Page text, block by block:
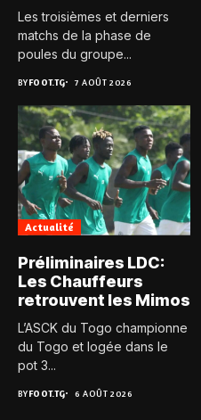
Les troisièmes et derniers
matchs de la phase de
poules du groupe...
BYFOOT.TG 7 AOÛT 2026
Actualité
Préliminaires LDC:
Les Chauffeurs
retrouvent les Mimos
L’ASCK du Togo championne
du Togo et logée dans le
pot 3...
BYFOOT.TG 6 AOÛT 2026